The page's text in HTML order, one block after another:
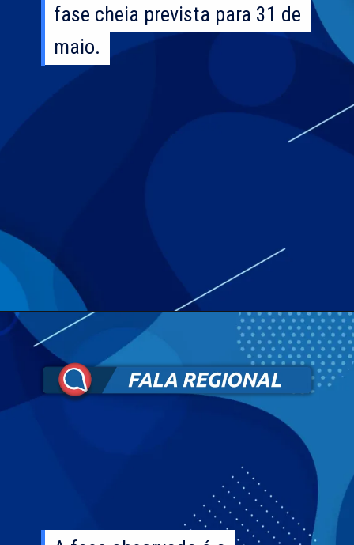
fase cheia prevista para 31 de
maio.
fase cheia prevista para 31 de
maio.